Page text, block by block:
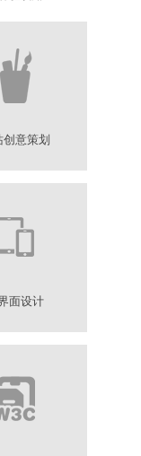
创意策划
面设计